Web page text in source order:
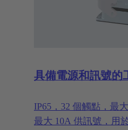
具備電源和訊號的
IP65，32 個觸點，最
最大 10A 供訊號，用